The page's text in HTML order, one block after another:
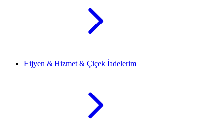
Hijyen & Hizmet & Çiçek İadelerim